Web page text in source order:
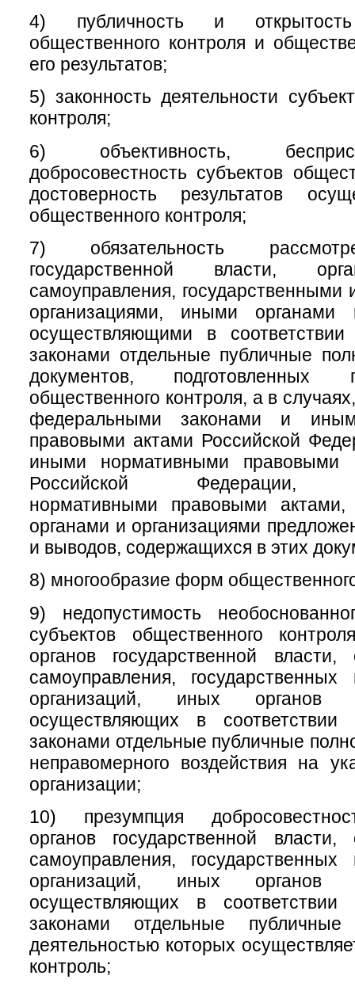
4) публичность и открытость
общественного контроля и
его результатов;
5) законность деятельности
контроля;
6) объективность,
добросовестность субъектов
достоверность результатов
общественного контроля;
7) обязательность
государственной власти,
самоуправления,
организациями, иными органами
осуществляющими в
законами отдельные публичные
документов, подготовленных
общественного контроля, а в
федеральными законами и
правовыми актами Российской
иными нормативными правовыми
Российской Федерации,
нормативными правовыми
органами и организациями
и выводов, содержащихся в этих
8) многообразие форм
9) недопустимость
субъектов общественного
органов государственной власти,
самоуправления,
организаций, иных органов
осуществляющих в
законами отдельные публичные
неправомерного воздействия на
организации;
10) презумпция
органов государственной власти,
самоуправления,
организаций, иных органов
осуществляющих в
законами отдельные
деятельностью которых
контроль;